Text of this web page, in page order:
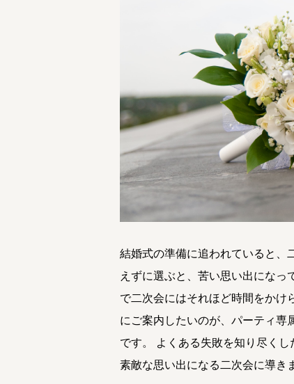
結婚式の準備に追われていると、
えずに選ぶと、苦い思い出にな
で二次会にはそれほど時間をか
にご案内したいのが、パーティ専
です。 よくある失敗を知り尽く
素敵な思い出になる二次会に導き